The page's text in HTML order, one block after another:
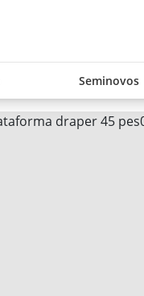
Seminovos